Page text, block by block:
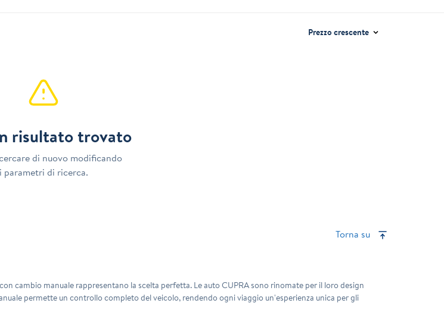
Prezzo crescente
risultato trovato
di nuovo modificando
i parametri di ricerca.
Torna su
cambio manuale rappresentano la scelta perfetta. Le auto CUPRA sono rinomate per il loro design
permette un controllo completo del veicolo, rendendo ogni viaggio un'esperienza unica per gli